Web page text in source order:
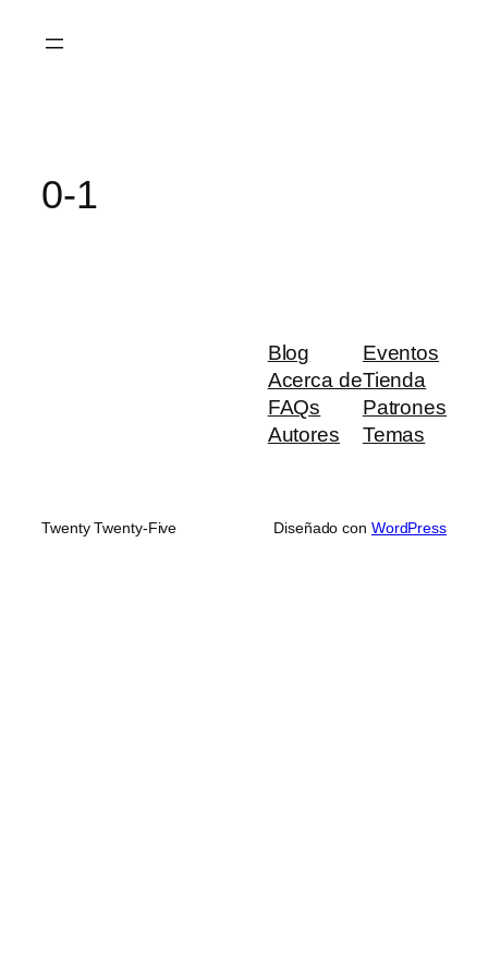
0-1
Blog
Acerca de
FAQs
Autores
Eventos
Tienda
Patrones
Temas
Twenty Twenty-Five Diseñado con WordPress